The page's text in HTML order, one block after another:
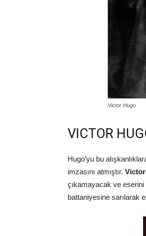
Victor Hugo
VICTOR
Hugo’yu bu
imzasını atmıştır.
çıkamayacak ve eserini
battaniyesine sarılarak